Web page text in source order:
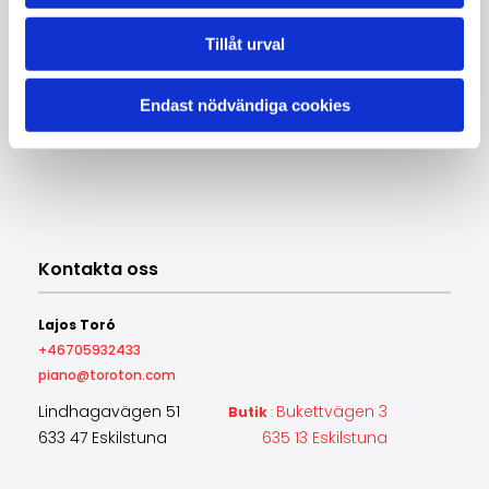
Tillåt urval
Endast nödvändiga cookies
Tillverkad : Arvika / Sverige
Grundad : 1888 Arvika/ 1962 - avvecklad 1977
Extra : Ljustakar
Kontakta oss
Lajos Toró
+46705932433
piano@toroton.com
Lindhagavägen 51 Butik: Bukettvägen 3
633 47 Eskilstuna
635 13 Eskilstuna